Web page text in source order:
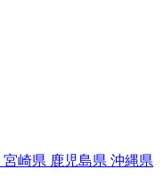
宮崎県 鹿児島県 沖縄県